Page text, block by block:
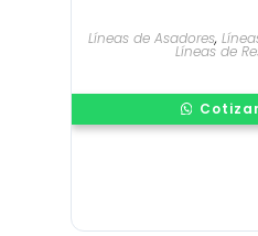
Líneas de Asadores,
Líneas de